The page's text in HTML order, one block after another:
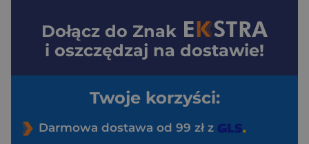
Dołącz do Znak
i oszczędzaj na dostawie!
Twoje korzyści:
Darmowa dostawa od 99 zł z